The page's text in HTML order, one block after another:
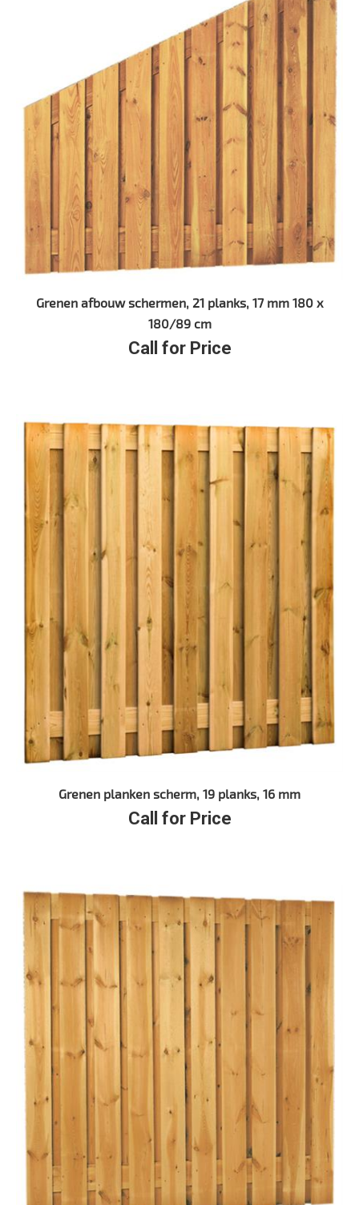
Grenen afbouw schermen, 21 planks, 17 mm 180 x
180/89 cm
Call for Price
Grenen planken scherm, 19 planks, 16 mm
Call for Price